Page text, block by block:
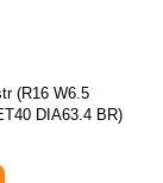
(R16 W6.5
DIA63.4 BR)